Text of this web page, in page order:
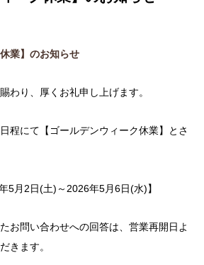
業】のお知らせ
わり、厚くお礼申し上げます。
程にて【ゴールデンウィーク休業】とさ
2日(土)～2026年5月6日(水)】
お問い合わせへの回答は、営業再開日よ
きます。